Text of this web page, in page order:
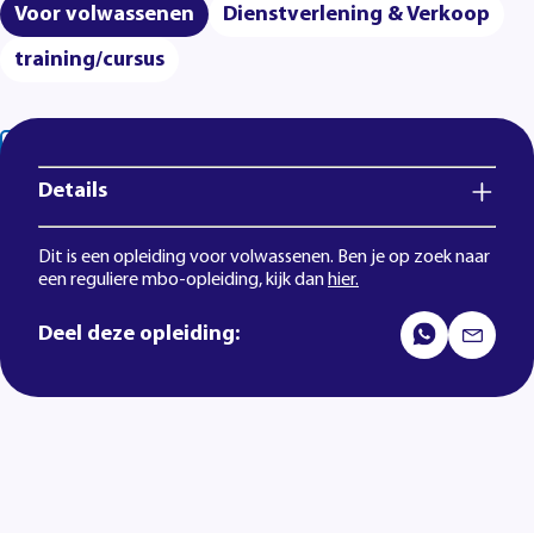
Voor volwassenen
Dienstverlening & Verkoop
training/cursus
Details
Dit is een opleiding voor volwassenen. Ben je op zoek naar
een reguliere mbo-opleiding, kijk danhier.
Deel deze opleiding: